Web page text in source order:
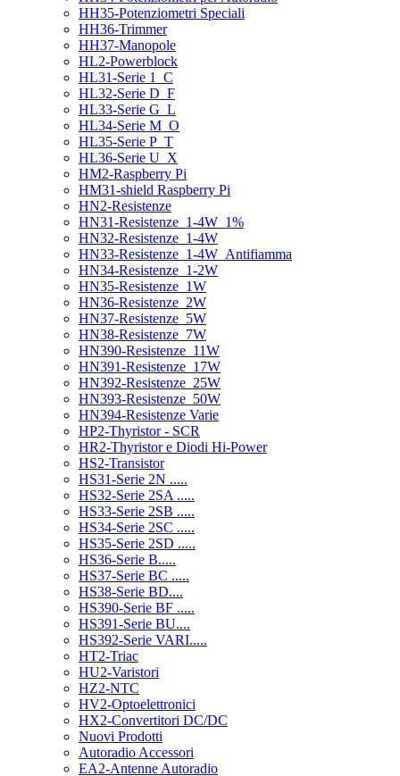
HH35-Potenziometri Speciali
HH36-Trimmer
HH37-Manopole
HL2-Powerblock
HL31-Serie 1_C
HL32-Serie D_F
HL33-Serie G_L
HL34-Serie M_O
HL35-Serie P_T
HL36-Serie U_X
HM2-Raspberry Pi
HM31-shield Raspberry Pi
HN2-Resistenze
HN31-Resistenze_1-4W_1%
HN32-Resistenze_1-4W
HN33-Resistenze_1-4W_Antifiamma
HN34-Resistenze_1-2W
HN35-Resistenze_1W
HN36-Resistenze_2W
HN37-Resistenze_5W
HN38-Resistenze_7W
HN390-Resistenze_11W
HN391-Resistenze_17W
HN392-Resistenze_25W
HN393-Resistenze_50W
HN394-Resistenze Varie
HP2-Thyristor - SCR
HR2-Thyristor e Diodi Hi-Power
HS2-Transistor
HS31-Serie 2N .....
HS32-Serie 2SA .....
HS33-Serie 2SB .....
HS34-Serie 2SC .....
HS35-Serie 2SD .....
HS36-Serie B.....
HS37-Serie BC .....
HS38-Serie BD....
HS390-Serie BF .....
HS391-Serie BU....
HS392-Serie VARI.....
HT2-Triac
HU2-Varistori
HZ2-NTC
HV2-Optoelettronici
HX2-Convertitori DC/DC
Nuovi Prodotti
Autoradio Accessori
EA2-Antenne Autoradio